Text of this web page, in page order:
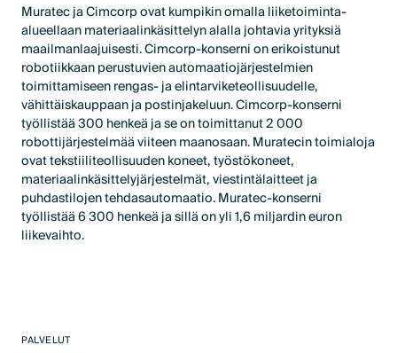
PALVELUT
Muratec ja Cimcorp ovat kumpikin omalla liiketoiminta-
alueellaan materiaalinkäsittelyn alalla johtavia yrityksiä
maailmanlaajuisesti. Cimcorp-konserni on erikoistunut
robotiikkaan perustuvien automaatiojärjestelmien
toimittamiseen rengas- ja elintarviketeollisuudelle,
vähittäiskauppaan ja postinjakeluun. Cimcorp-konserni
työllistää 300 henkeä ja se on toimittanut 2 000
robottijärjestelmää viiteen maanosaan. Muratecin toimialoja
ovat tekstiiliteollisuuden koneet, työstökoneet,
materiaalinkäsittelyjärjestelmät, viestintälaitteet ja
puhdastilojen tehdasautomaatio. Muratec-konserni
työllistää 6 300 henkeä ja sillä on yli 1,6 miljardin euron
liikevaihto.